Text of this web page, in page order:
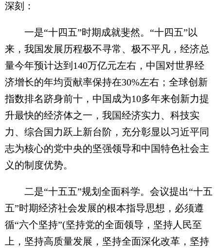
深刻：
一是“十四五”时期成就斐然。“十四五”以
来，我国发展历程极不寻常、极不平凡，经济总
量今年预计达到140万亿元左右，中国对世界经
济增长的年均贡献率保持在30%左右；全球创新
指数排名跻身前十，中国成为10多年来创新力提
升最快的经济体之一，我国经济实力、科技实
力、综合国力跃上新台阶，充分彰显以习近平同
志为核心的党中央的坚强领导和中国特色社会主
义的制度优势。
二是“十五五”规划全面科学。会议提出“十五
五”时期经济社会发展的根本指导思想，必须遵
循“六个坚持”(坚持党的全面领导，坚持人民至
上，坚持高质量发展，坚持全面深化改革，坚持